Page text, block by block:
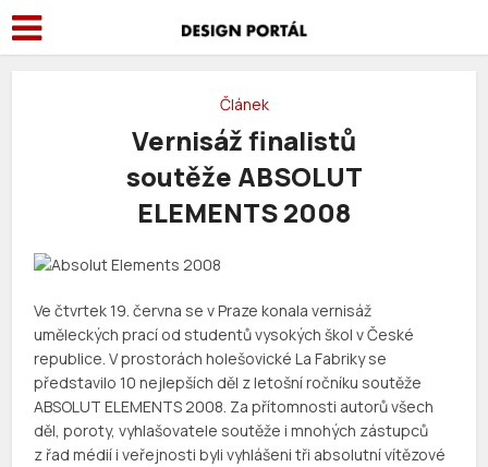
Článek
Vernisáž finalistů
soutěže ABSOLUT
ELEMENTS 2008
Ve čtvrtek 19. června se v Praze konala vernisáž
uměleckých prací od studentů vysokých škol v České
republice. V prostorách holešovické La Fabriky se
představilo 10 nejlepších děl z letošní ročníku soutěže
ABSOLUT ELEMENTS 2008. Za přítomnosti autorů všech
děl, poroty, vyhlašovatele soutěže i mnohých zástupců
z řad médií i veřejnosti byli vyhlášeni tři absolutní vítězové